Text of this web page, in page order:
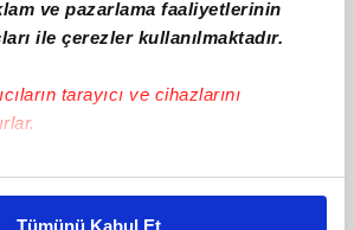
ve pazarlama faaliyetlerinin
ile çerezler kullanılmaktadır.
tarayıcı ve cihazlarını
halinde sizlere özel
Tümünü Kabul Et